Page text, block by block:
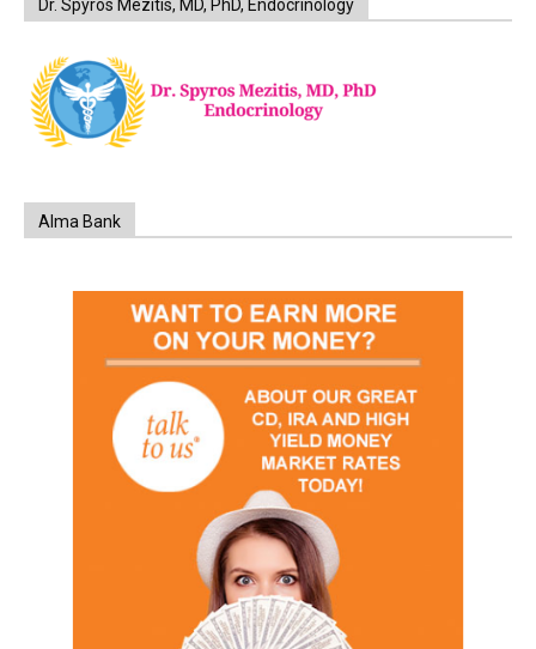
Dr. Spyros Mezitis, MD, PhD, Endocrinology
Alma Bank